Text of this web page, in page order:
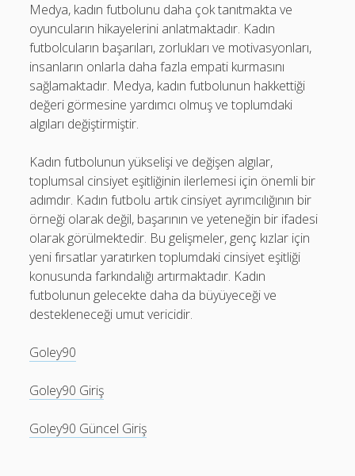
Medya, kadın futbolunu daha çok tanıtmakta ve
oyuncuların hikayelerini anlatmaktadır. Kadın
futbolcuların başarıları, zorlukları ve motivasyonları,
insanların onlarla daha fazla empati kurmasını
sağlamaktadır. Medya, kadın futbolunun hakkettiği
değeri görmesine yardımcı olmuş ve toplumdaki
algıları değiştirmiştir.
Kadın futbolunun yükselişi ve değişen algılar,
toplumsal cinsiyet eşitliğinin ilerlemesi için önemli bir
adımdır. Kadın futbolu artık cinsiyet ayrımcılığının bir
örneği olarak değil, başarının ve yeteneğin bir ifadesi
olarak görülmektedir. Bu gelişmeler, genç kızlar için
yeni fırsatlar yaratırken toplumdaki cinsiyet eşitliği
konusunda farkındalığı artırmaktadır. Kadın
futbolunun gelecekte daha da büyüyeceği ve
destekleneceği umut vericidir.
Goley90
Goley90 Giriş
Goley90 Güncel Giriş